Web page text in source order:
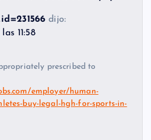
dijo:
11:58
prescribed to
employer/human-
buy-legal-hgh-for-sports-in-